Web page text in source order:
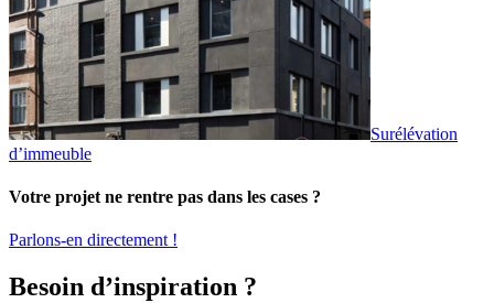
Surélévation
d’immeuble
Votre projet ne rentre pas dans les cases ?
Parlons-en directement !
Besoin d’inspiration ?